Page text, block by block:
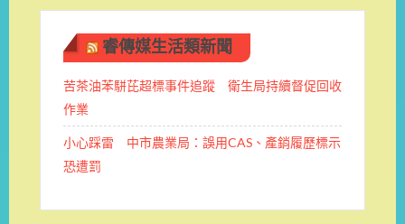
睿傳媒生活類新聞
苦茶油苯駢芘超標事件追蹤 衛生局持續督促回收
作業
小心踩雷 中市農業局：誤用CAS、產銷履歷標示
恐遭罰